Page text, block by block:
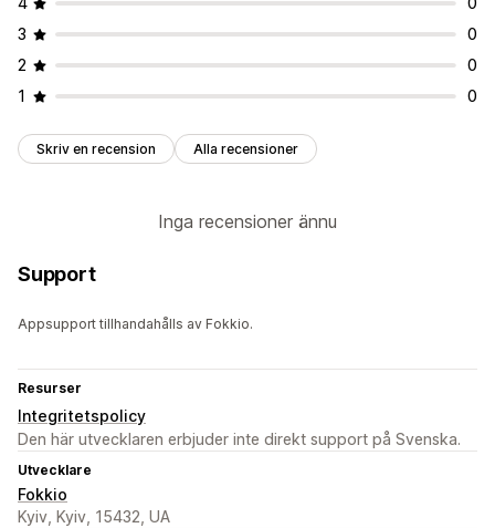
3
0
2
0
1
0
Skriv en recension Alla recensioner
Inga recensioner ännu
Support
Appsupport tillhandahålls av Fokkio.
Resurser
Integritetspolicy
Den här utvecklaren erbjuder inte direkt support på Svenska.
Utvecklare
Fokkio
Kyiv, Kyiv, 15432, UA